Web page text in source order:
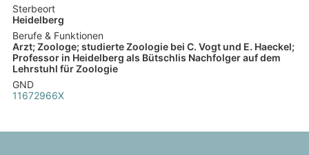
Sterbeort
Heidelberg
Berufe & Funktionen
Arzt; Zoologe; studierte Zoologie bei C. Vogt und E. Haeckel;
Professor in Heidelberg als Bütschlis Nachfolger auf dem
Lehrstuhl für Zoologie
GND
11672966X